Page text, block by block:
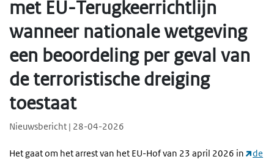
met EU-Terugkeerrichtlijn
wanneer nationale wetgeving
een beoordeling per geval van
de terroristische dreiging
toestaat
Nieuwsbericht | 28-04-2026
Het gaat om het arrest van het EU-Hof van 23 april 2026 in
de